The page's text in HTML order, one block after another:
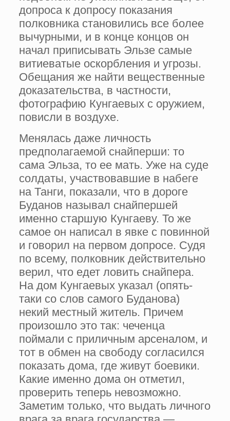
допроса к допросу показания
полковника становились все более
вычурными, и в конце концов он
начал приписывать Эльзе самые
витиеватые оскорбления и угрозы.
Обещания же найти вещественные
доказательства, в частности,
фотографию Кунгаевых с оружием,
повисли в воздухе.
Менялась даже личность
предполагаемой снайперши: то
сама Эльза, то ее мать. Уже на суде
солдаты, участвовавшие в набеге
на Танги, показали, что в дороге
Буданов называл снайпершей
именно старшую Кунгаеву. То же
самое он написал в явке с повинной
и говорил на первом допросе. Судя
по всему, полковник действительно
верил, что едет ловить снайпера.
На дом Кунгаевых указал (опять-
таки со слов самого Буданова)
некий местный житель. Причем
произошло это так: чеченца
поймали с приличным арсеналом, и
тот в обмен на свободу согласился
показать дома, где живут боевики.
Какие именно дома он отметил,
проверить теперь невозможно.
Заметим только, что выдать личного